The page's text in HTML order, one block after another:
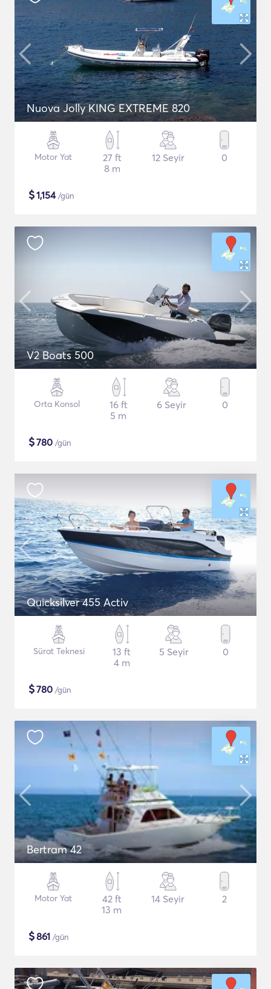
Nuova Jolly KING EXTREME 820
Motor Yat
27 ft
8 m
12 Seyir 0
$1,154/gün
V2 Boats 500
Orta Konsol
16 ft
5 m
6 Seyir 0
$780 /gün
Quicksilver 455 Activ
Sürat Teknesi
13 ft
4 m
5 Seyir 0
$780 /gün
Bertram 42
Motor Yat
42 ft
13 m
14 Seyir 2
$861 /gün